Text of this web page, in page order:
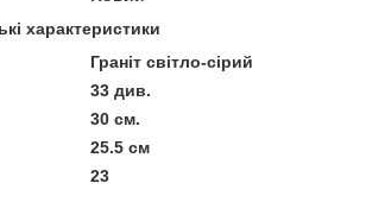
характеристики
Граніт світло-сірий
33 див.
30 см.
25.5 см
23